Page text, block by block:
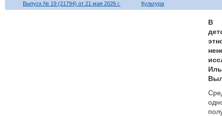
Выпуск № 19 (21794) от 21 мая 2026 г. Культура
В